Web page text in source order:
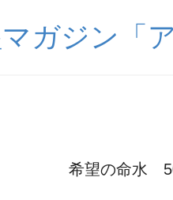
ガジン「
希望の命水